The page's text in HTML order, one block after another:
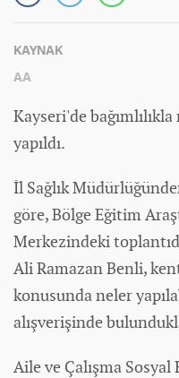
KAYNAK
AA
Kayseri'de
yapıldı.
İl Sağlık
göre, Bölge Eğitim
Merkezindeki
Ali Ramazan Benli,
konusunda neler
alışverişinde
Aile ve Çalışma